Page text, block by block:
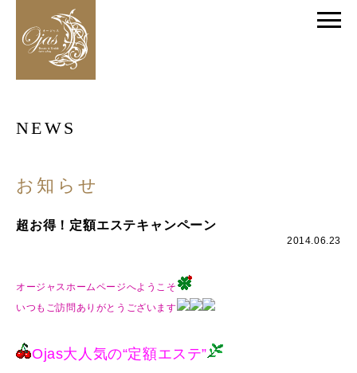
NEWS
お知らせ
超お得！定額エステキャンペーン
2014.06.23
オージャスホームページへようこそ
いつもご訪問ありがとうございます
Ojas大人気の“定額エステ”